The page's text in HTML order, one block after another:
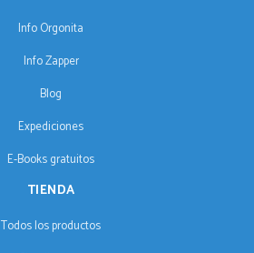
Info Orgonita
Info Zapper
Blog
Expediciones
E-Books gratuitos
TIENDA
Todos los productos